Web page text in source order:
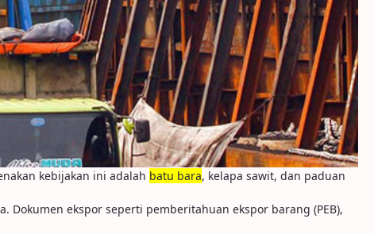
kebijakan ini adalah batu bara, kelapa sawit, dan paduan
Dokumen ekspor seperti pemberitahuan ekspor barang (PEB),